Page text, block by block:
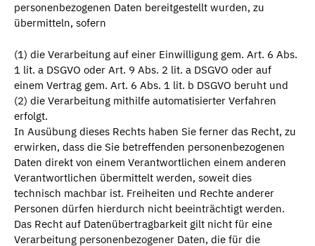
personenbezogenen Daten bereitgestellt wurden, zu
übermitteln, sofern
(1) die Verarbeitung auf einer Einwilligung gem. Art. 6 Abs.
1 lit. a DSGVO oder Art. 9 Abs. 2 lit. a DSGVO oder auf
einem Vertrag gem. Art. 6 Abs. 1 lit. b DSGVO beruht und
(2) die Verarbeitung mithilfe automatisierter Verfahren
erfolgt.
In Ausübung dieses Rechts haben Sie ferner das Recht, zu
erwirken, dass die Sie betreffenden personenbezogenen
Daten direkt von einem Verantwortlichen einem anderen
Verantwortlichen übermittelt werden, soweit dies
technisch machbar ist. Freiheiten und Rechte anderer
Personen dürfen hierdurch nicht beeinträchtigt werden.
Das Recht auf Datenübertragbarkeit gilt nicht für eine
Verarbeitung personenbezogener Daten, die für die